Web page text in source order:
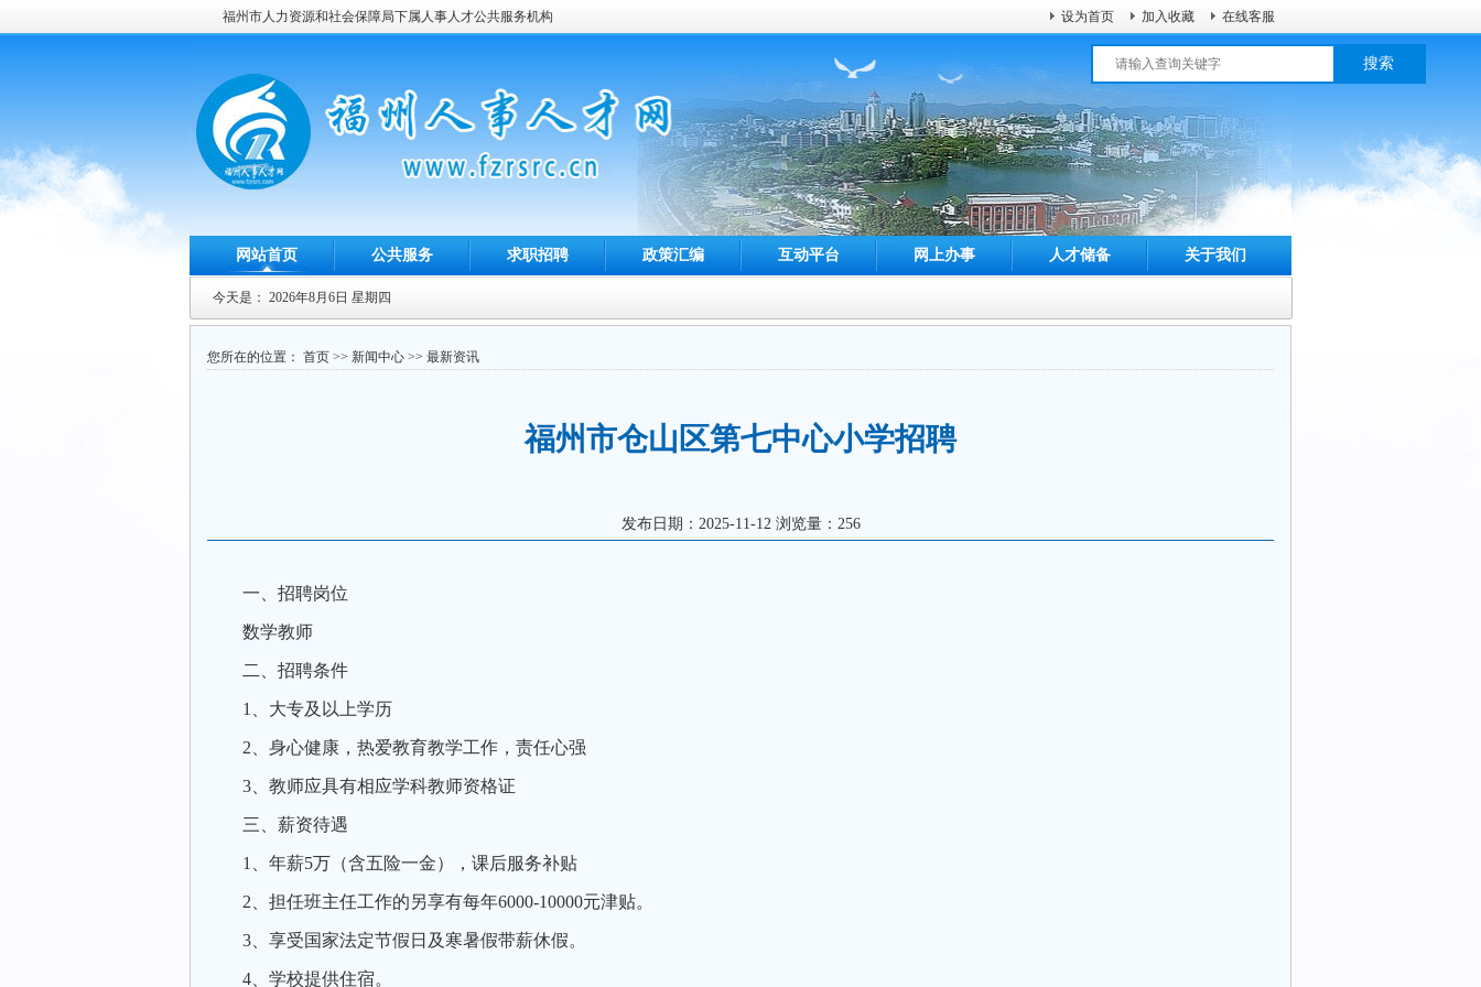
福州市人力资源和社会保障局下属人事人才公共服务机构 设为首页 加入收藏 在线客服
搜索
网站首页 公共服务 求职招聘 政策汇编 互动平台 网上办事 人才储备 关于我们
今天是： 2026年8月6日 星期四
您所在的位置： 首页 >> 新闻中心 >> 最新资讯
福州市仓山区第七中心小学招聘
发布日期：2025-11-12 浏览量： 256
一、 招聘岗位
数学教师
二、 招聘条件
1 、大专及以上学历
2 、身心健康，热爱教育教学工作，责任心强
3 、教师应具有相应学科教师资格证
三、薪资待遇
1 、年薪5万（含五险一金），课后服务补贴
2 、担任班主任工作的另享有每年6000-10000元津贴。
3 、享受国家法定节假日及寒暑假带薪休假。
4 、学校提供住宿。